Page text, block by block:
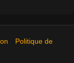
Politique de